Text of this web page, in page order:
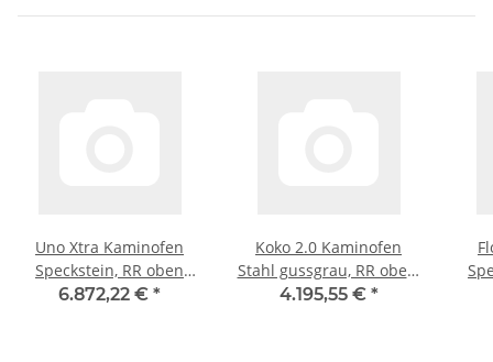
Uno Xtra Kaminofen
Speckstein, RR oben
oder hinten ( Bitte
6.872,22 € *
Koko 2.0 Kaminofen
Stahl gussgrau, RR oben,
WHF Speckstein,
4.195,55 € *